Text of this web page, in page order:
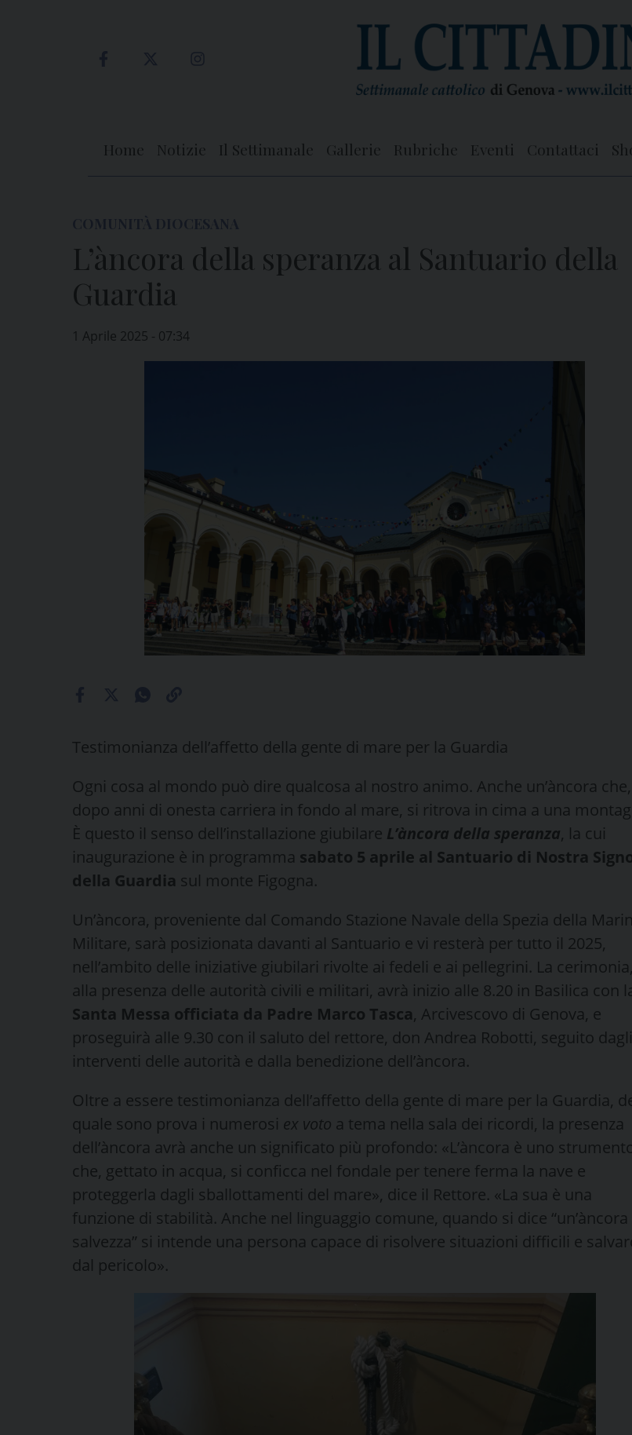
Home Notizie Il Settimanale Gallerie Rubriche Eventi Contattaci
L’àncora della speranza al Santuario della
Guardia
1 Aprile 2025 - 07:34
Testimonianza dell’affetto della gente di mare per la Guardia
Ogni cosa al mondo può dire qualcosa al nostro animo. Anche un’àncora che,
dopo anni di onesta carriera in fondo al mare, si ritrova in cima a una
È questo il senso dell’installazione giubilare L’àncora della speranza, la cui
inaugurazione è in programma sabato 5 aprile al Santuario di Nostra
della Guardia sul monte Figogna.
Un’àncora, proveniente dal Comando Stazione Navale della Spezia della
Militare, sarà posizionata davanti al Santuario e vi resterà per tutto il 2025,
nell’ambito delle iniziative giubilari rivolte ai fedeli e ai pellegrini. La cerimonia,
alla presenza delle autorità civili e militari, avrà inizio alle 8.20 in Basilica con
Santa Messa officiata da Padre Marco Tasca, Arcivescovo di Genova, e
proseguirà alle 9.30 con il saluto del rettore, don Andrea Robotti, seguito dagli
interventi delle autorità e dalla benedizione dell’àncora.
Oltre a essere testimonianza dell’affetto della gente di mare per la Guardia,
quale sono prova i numerosi ex voto a tema nella sala dei ricordi, la presenza
dell’àncora avrà anche un significato più profondo: «L’àncora è uno
che, gettato in acqua, si conficca nel fondale per tenere ferma la nave e
proteggerla dagli sballottamenti del mare», dice il Rettore. «La sua è una
funzione di stabilità. Anche nel linguaggio comune, quando si dice “un’àncora
salvezza” si intende una persona capace di risolvere situazioni difficili e
dal pericolo».